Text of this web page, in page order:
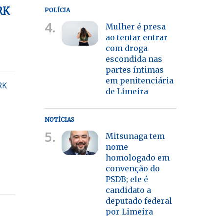
POLÍCIA
4.
Mulher é presa
ao tentar entrar
com droga
escondida nas
partes íntimas
em penitenciária
de Limeira
NOTÍCIAS
5.
Mitsunaga tem
nome
homologado em
convenção do
PSDB; ele é
candidato a
deputado federal
por Limeira